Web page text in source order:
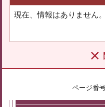
現在、情報はありません。
ページ番